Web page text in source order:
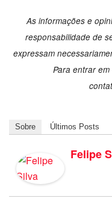
As informações e
responsabilidade de
expressam
Para entrar
Sobre Últimos Posts
Felipe